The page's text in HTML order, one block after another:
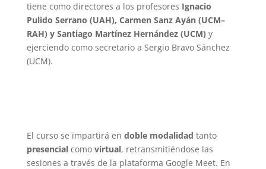
tiene como directores a los profesores Ignacio
Pulido Serrano (UAH), Carmen Sanz Ayán (UCM–
RAH) y Santiago Martínez Hernández (UCM) y
ejerciendo como secretario a Sergio Bravo Sánchez
(UCM).
El curso se impartirá en doble modalidad tanto
presencial como virtual, retransmitiéndose las
sesiones a través de la plataforma Google Meet. En